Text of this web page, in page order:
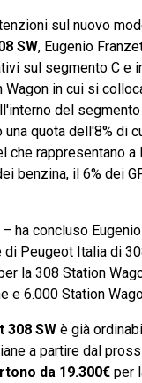
sul nuovo
SW, Eugenio
sul segmento C e
in cui si
del
una quota dell'8% di
che rappresentano
benzina, il 6% dei
ha concluso
Peugeot Italia di
la 308 Station
e 6.000 Station
308 SW è già
a partire dal
da 19.300€ per